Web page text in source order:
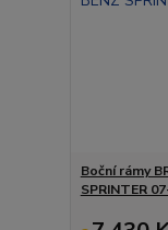
Boční rámy
SPRINTER